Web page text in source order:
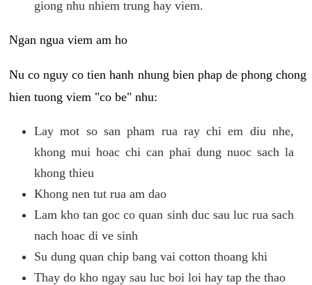
giong nhu nhiem trung hay viem.
Ngan ngua viem am ho
Nu co nguy co tien hanh nhung bien phap de phong chong
hien tuong viem "co be" nhu:
Lay mot so san pham rua ray chi em diu nhe,
khong mui hoac chi can phai dung nuoc sach la
khong thieu
Khong nen tut rua am dao
Lam kho tan goc co quan sinh duc sau luc rua sach
nach hoac di ve sinh
Su dung quan chip bang vai cotton thoang khi
Thay do kho ngay sau luc boi loi hay tap the thao